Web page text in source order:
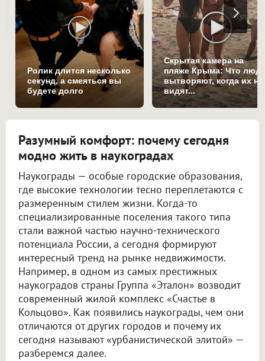
Ролик длится несколько
секунд, а смеяться вы
будете долго
Скрытая камера на
пляже Крыма: Что
вытворяют, когда их не
видят...
Разумный комфорт: почему сегодня
модно жить в наукоградах
Наукограды — особые городские образования,
где высокие технологии тесно переплетаются с
размеренным стилем жизни. Когда-то
специализированные поселения такого типа
стали важной частью научно-технического
потенциала России, а сегодня формируют
интересный тренд на рынке недвижимости.
Например, в одном из самых престижных
наукоградов страны Группа «Эталон» возводит
современный жилой комплекс «Счастье в
Кольцово». Как появились наукограды, чем они
отличаются от других городов и почему их
сегодня называют «урбанистической элитой» —
разберемся далее.